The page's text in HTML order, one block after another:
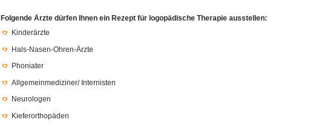
Folgende Ärzte dürfen Ihnen ein Rezept für logopädische Therapie ausstellen:
Kinderärzte
Hals-Nasen-Ohren-Ärzte
Phoniater
Allgemeinmediziner/ Internisten
Neurologen
Kieferorthopäden